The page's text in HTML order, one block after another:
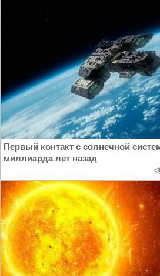
Первый контакт с солнечной
миллиарда лет назад